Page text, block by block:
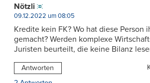
Nötzli
09.12.2022 um 08:05
Kredite kein FK? Wo hat diese Person
gemacht? Werden komplexe
Juristen beurteilt, die keine Bilanz
Antworten